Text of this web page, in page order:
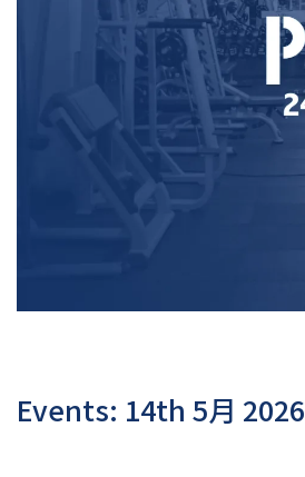
Events: 14th 5月 2026